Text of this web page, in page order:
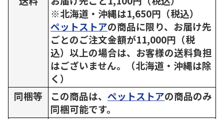
※北海道・沖縄は1,650円（税込）
ペットストアの商品に限り、お届け先
ごとのご注文金額が11,000円（税
込）以上の場合は、お客様の送料負担
はございません。（北海道・沖縄は除
く）
同梱等
この商品は、 ペットストアの商品のみ
同梱可能です。